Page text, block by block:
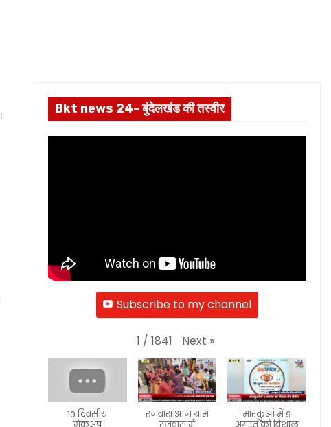
Bkt news 24- बुंदेलखंड की तस्वीर
Subscribe to my channel
1 / 1841 Next »
10 दिवसीय
मेकअप
रजवारा आज ग्राम
रजवारा में
मारकुआं में 9
अगस्त को विशाल